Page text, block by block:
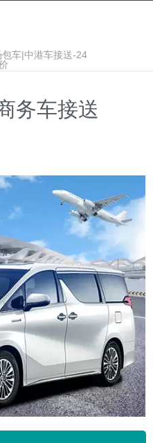
车|中港车接送-24
务车接送